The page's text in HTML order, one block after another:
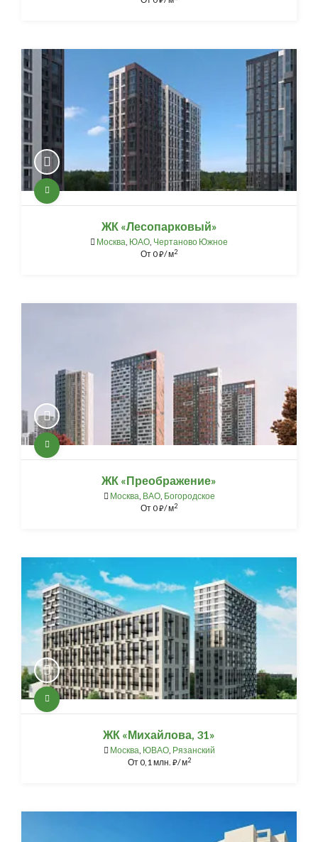
ЖК «Лесопарковый»
Москва, ЮАО, Чертаново Южное
От0⃏/ м2
ЖК «Преображение»
Москва, ВАО, Богородское
От0⃏/ м2
ЖК «Михайлова, 31»
Москва, ЮВАО, Рязанский
От0,1 млн. ⃏/ м2